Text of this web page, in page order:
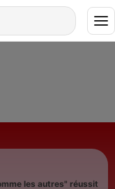
les autres" réussit